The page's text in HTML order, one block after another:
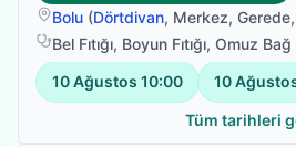
Bolu (Dörtdivan, Merkez, Gerede,
Bel Fıtığı, Boyun Fıtığı, Omuz Bağ
10 Ağustos 10:00 10
Tüm tarihleri